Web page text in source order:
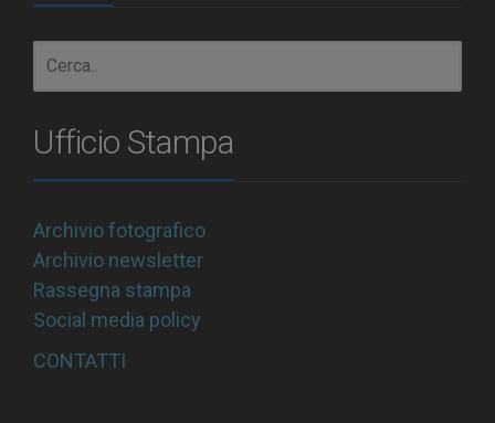
Ufficio Stampa
Archivio fotografico
Archivio newsletter
Rassegna stampa
Social media policy
CONTATTI